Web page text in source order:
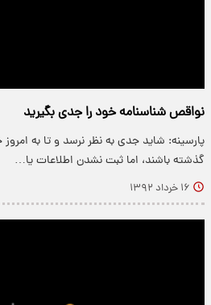
نواقص شناسنامه خود را جدی بگیرید
پارسینه: شاید جدی به نظر نرسد و تا به امروز
گذشته باشند، اما ثبت نشدن اطلاعات یا…
۱۶ خرداد ۱۳۹۲